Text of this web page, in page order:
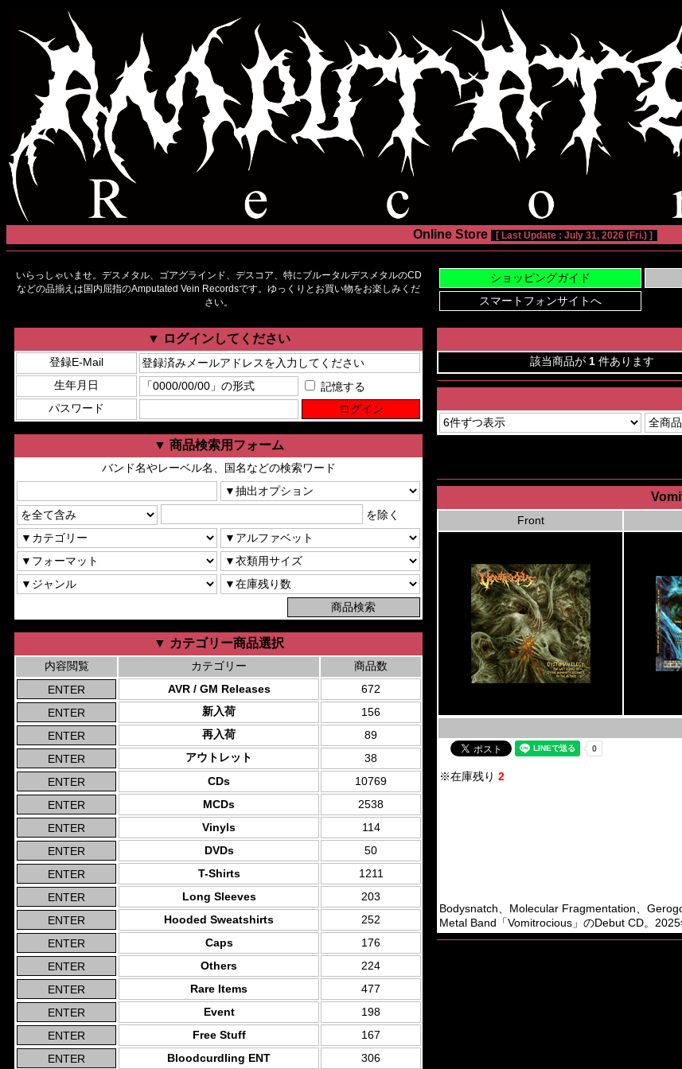
Online Store [ Last Update : July 31, 2026 (Fri.) ]
いらっしゃいませ。デスメタル、ゴアグラインド、デスコア、特にブルータルデスメタルのCD
などの品揃えは国内屈指のAmputated Vein Recordsです。ゆっくりとお買い物をお楽しみくだ
さい。
▼ ログインしてください
登録E-Mail
生年月日
記憶する
パスワード
▼ 商品検索用フォーム
バンド名やレーベル名、国名などの検索ワード
を除く
▼ カテゴリー商品選択
内容閲覧 カテゴリー
商品数
AVR / GM Releases
672
新入荷
156
再入荷
89
アウトレット
38
CDs
10769
MCDs
2538
Vinyls
114
DVDs
50
T-Shirts
1211
Long Sleeves
203
Hooded Sweatshirts
252
Caps
176
Others
224
Rare Items
477
Event
198
Free Stuff
167
Bloodcurdling ENT
306
該当商品が 1 件あります
Front
※在庫残り 2
Bodysnatch、Molecular Fragmentation、
Metal Band「Vomitrocious」のDebut CD。2025